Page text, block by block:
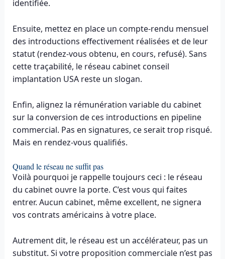
identifiée.
Ensuite, mettez en place un compte-rendu mensuel
des introductions effectivement réalisées et de leur
statut (rendez-vous obtenu, en cours, refusé). Sans
cette traçabilité, le réseau cabinet conseil
implantation USA reste un slogan.
Enfin, alignez la rémunération variable du cabinet
sur la conversion de ces introductions en pipeline
commercial. Pas en signatures, ce serait trop risqué.
Mais en rendez-vous qualifiés.
Quand le réseau ne suffit pas
Voilà pourquoi je rappelle toujours ceci : le réseau
du cabinet ouvre la porte. C’est vous qui faites
entrer. Aucun cabinet, même excellent, ne signera
vos contrats américains à votre place.
Autrement dit, le réseau est un accélérateur, pas un
substitut. Si votre proposition commerciale n’est pas